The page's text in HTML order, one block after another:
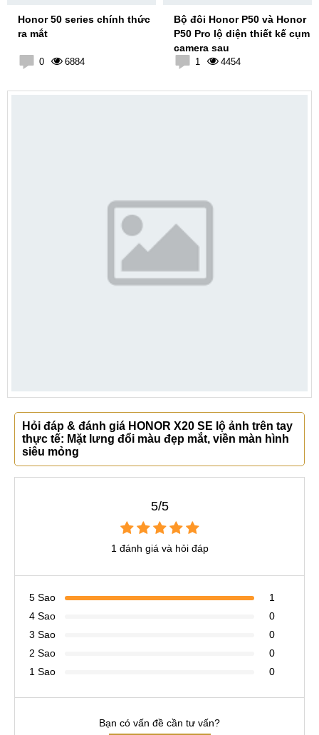
Honor 50 series chính thức
ra mắt
0 6884
Bộ đôi Honor P50 và Honor
P50 Pro lộ diện thiết kế cụm
camera sau
1 4454
Hỏi đáp & đánh giá HONOR X20 SE lộ ảnh trên tay
thực tế: Mặt lưng đổi màu đẹp mắt, viền màn hình
siêu mỏng
5/5
1 đánh giá và hỏi đáp
5 Sao
1
4 Sao
0
3 Sao
0
2 Sao
0
1 Sao
0
Bạn có vấn đề cần tư vấn?